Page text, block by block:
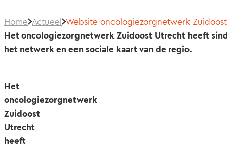
Home Actueel Website oncologiezorgnetwerk
Het oncologiezorgnetwerk Zuidoost Utrecht heeft
het netwerk en een sociale kaart van de regio.
Het
oncologiezorgnetwerk
Zuidoost
Utrecht
heeft